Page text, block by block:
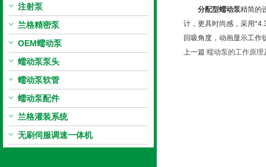
注射泵
兰格精密泵
OEM蠕动泵
蠕动泵泵头
蠕动泵软管
蠕动泵配件
兰格灌装系统
无刷伺服调速一体机
分配型蠕动泵精简的
计，更具时尚感，采用
回吸角度，动画显示工作
上一篇 蠕动泵的工作原